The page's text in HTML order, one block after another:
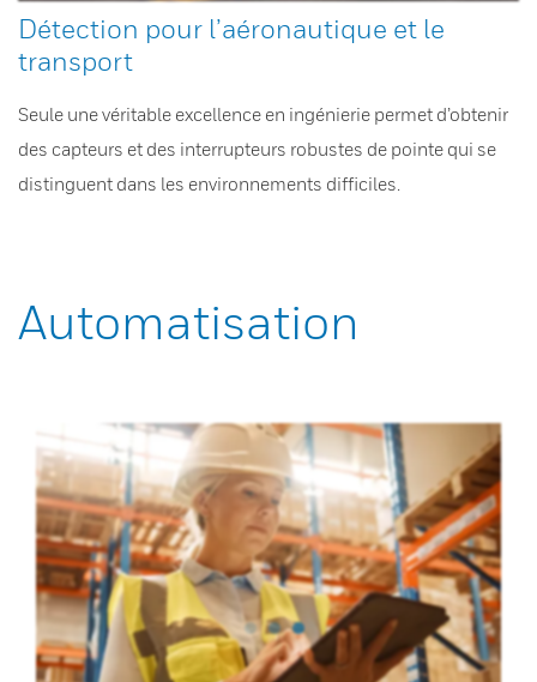
Détection pour l’aéronautique et le
transport
Seule une véritable excellence en ingénierie permet d’obtenir
des capteurs et des interrupteurs robustes de pointe qui se
distinguent dans les environnements difficiles.
Automatisation